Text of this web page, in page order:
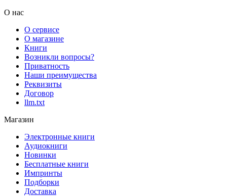
О нас
О сервисе
О магазине
Книги
Возникли вопросы?
Приватность
Наши преимущества
Реквизиты
Договор
llm.txt
Магазин
Электронные книги
Аудиокниги
Новинки
Бесплатные книги
Импринты
Подборки
Доставка